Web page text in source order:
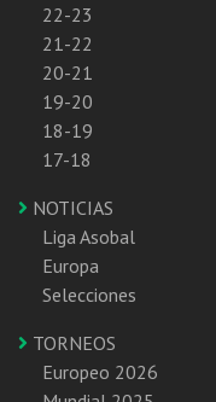
22-23
21-22
20-21
19-20
18-19
17-18
NOTICIAS
Liga Asobal
Europa
Selecciones
TORNEOS
Europeo 2026